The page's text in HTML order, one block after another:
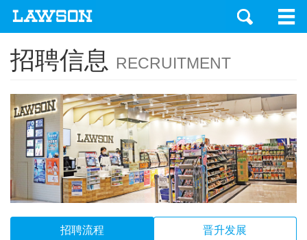
招聘信息 RECRUITMENT
招聘流程 晋升发展